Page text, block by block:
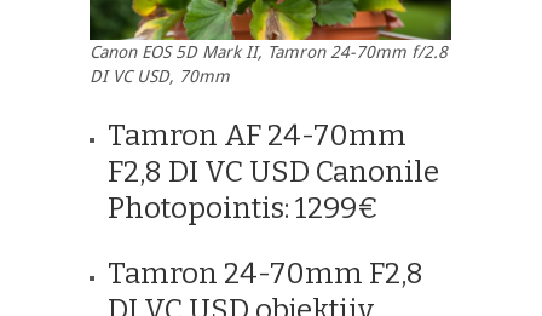
Canon EOS 5D Mark II, Tamron 24-70mm f/2.8
DI VC USD, 70mm
Tamron AF 24-70mm
F2,8 DI VC USD Canonile
Photopointis: 1299€
Tamron 24-70mm F2,8